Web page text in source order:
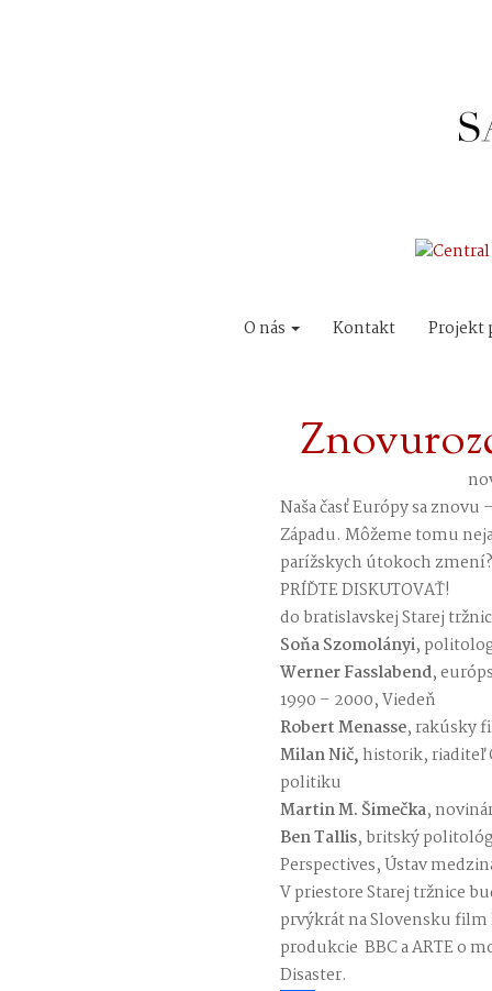
O nás Kontakt Projekt
Naša časť Európy sa
Západu. Môžeme tomu
parížskych útokoch zmení?
PRÍĎTE DISKUTOVAŤ!
do bratislavskej Starej
Soňa Szomolányi,
Werner Fasslabend,
1990 – 2000, Viedeň
Robert Menasse, rakúsky
Milan Nič,historik, riaditeľ
politiku
Martin M. Šimečka,
Ben Tallis, britský
Perspectives, Ústav
V priestore Starej tržnice
prvýkrát na Slovensku film
produkcie BBC a ARTE o
Disaster.